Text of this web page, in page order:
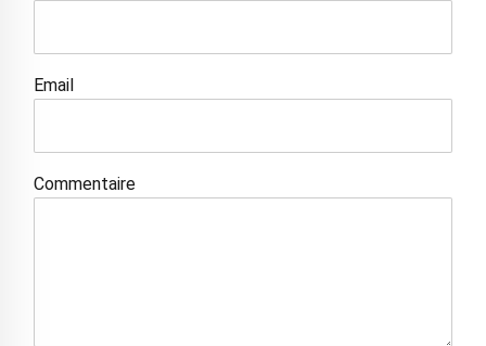
Email
Commentaire